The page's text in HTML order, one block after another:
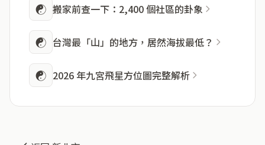
☯ 搬家前查一下：2,400 個社區的卦象
☯ 台灣最「山」的地方，居然海拔最低？
☯ 2026 年九宮飛星方位圖完整解析